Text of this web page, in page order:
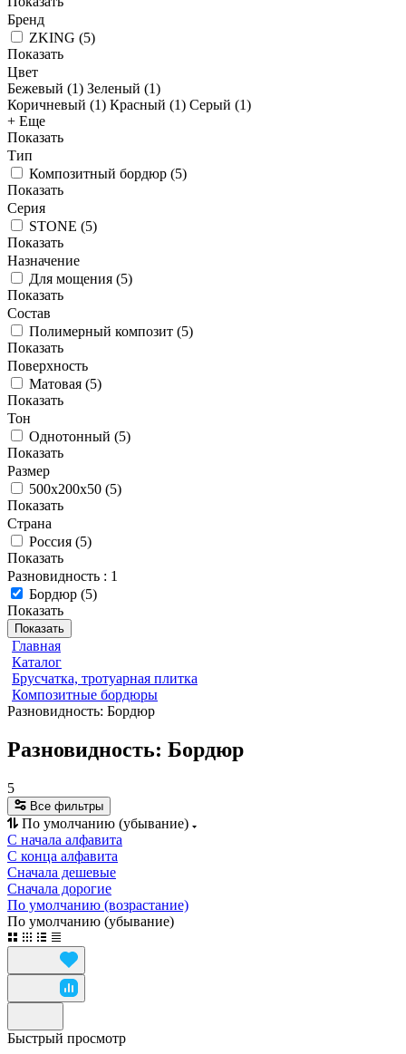
Бренд
ZKING (5)
Показать
Цвет
Бежевый (1) Зеленый (1)
Коричневый (1) Красный (1) Серый (1)
+ Еще
Показать
Тип
Композитный бордюр (5)
Показать
Серия
STONE (5)
Показать
Назначение
Для мощения (5)
Показать
Состав
Полимерный композит (5)
Показать
Поверхность
Матовая (5)
Показать
Тон
Однотонный (5)
Показать
Размер
500х200х50 (5)
Показать
Страна
Россия (5)
Показать
Разновидность : 1
Бордюр (5)
Показать
Показать
Главная
Каталог
Брусчатка, тротуарная плитка
Композитные бордюры
Разновидность: Бордюр
Разновидность: Бордюр
5
Все фильтры
По умолчанию (убывание)
С начала алфавита
С конца алфавита
Сначала дешевые
Сначала дорогие
По умолчанию (возрастание)
По умолчанию (убывание)
Быстрый просмотр